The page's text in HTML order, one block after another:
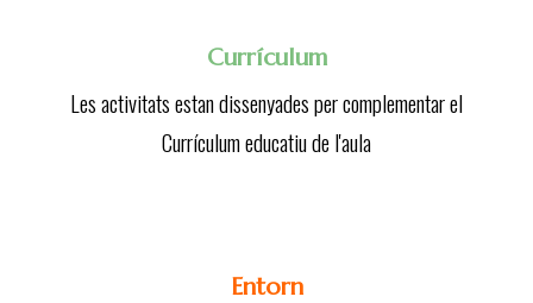
Currículum
Les activitats estan dissenyades per complementar el
Currículum educatiu de l'aula
Entorn